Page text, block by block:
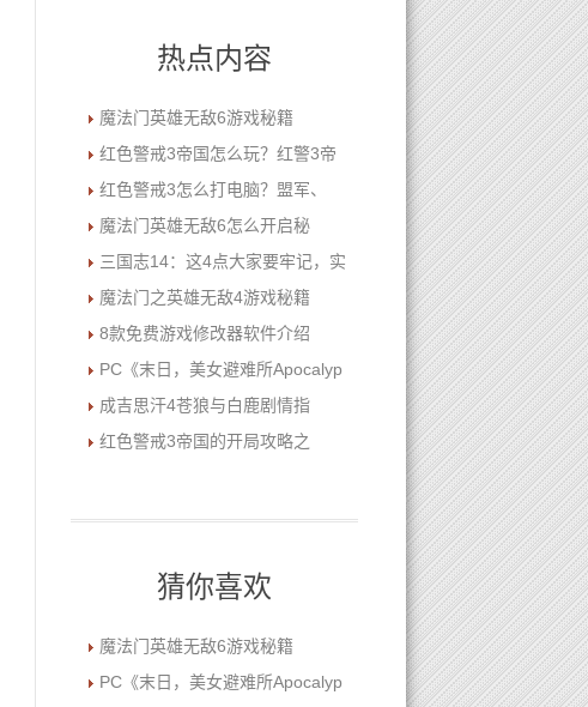
热点内容
魔法门英雄无敌6游戏秘籍
红色警戒3帝国怎么玩？红警3帝
红色警戒3怎么打电脑？盟军、
魔法门英雄无敌6怎么开启秘
三国志14：这4点大家要牢记，实
魔法门之英雄无敌4游戏秘籍
8款免费游戏修改器软件介绍
PC《末日，美女避难所Apocalyp
成吉思汗4苍狼与白鹿剧情指
红色警戒3帝国的开局攻略之
猜你喜欢
魔法门英雄无敌6游戏秘籍
PC《末日，美女避难所Apocalyp